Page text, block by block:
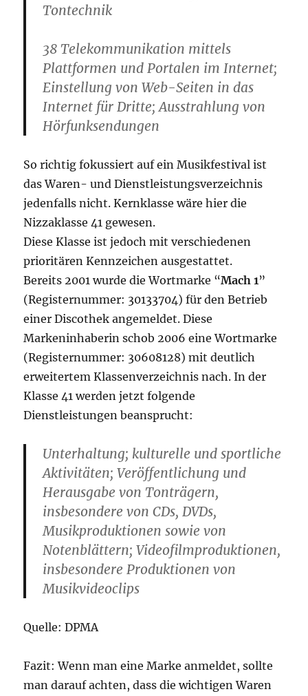
Tontechnik
38 Telekommunikation mittels
Plattformen und Portalen im Internet;
Einstellung von Web-Seiten in das
Internet für Dritte; Ausstrahlung von
Hörfunksendungen
So richtig fokussiert auf ein Musikfestival ist
das Waren- und Dienstleistungsverzeichnis
jedenfalls nicht. Kernklasse wäre hier die
Nizzaklasse 41 gewesen.
Diese Klasse ist jedoch mit verschiedenen
prioritären Kennzeichen ausgestattet.
Bereits 2001 wurde die Wortmarke “Mach 1”
(Registernummer: 30133704) für den Betrieb
einer Discothek angemeldet. Diese
Markeninhaberin schob 2006 eine Wortmarke
(Registernummer: 30608128) mit deutlich
erweitertem Klassenverzeichnis nach. In der
Klasse 41 werden jetzt folgende
Dienstleistungen beansprucht:
Unterhaltung; kulturelle und sportliche
Aktivitäten; Veröffentlichung und
Herausgabe von Tonträgern,
insbesondere von CDs, DVDs,
Musikproduktionen sowie von
Notenblättern; Videofilmproduktionen,
insbesondere Produktionen von
Musikvideoclips
Quelle: DPMA
Fazit: Wenn man eine Marke anmeldet, sollte
man darauf achten, dass die wichtigen Waren